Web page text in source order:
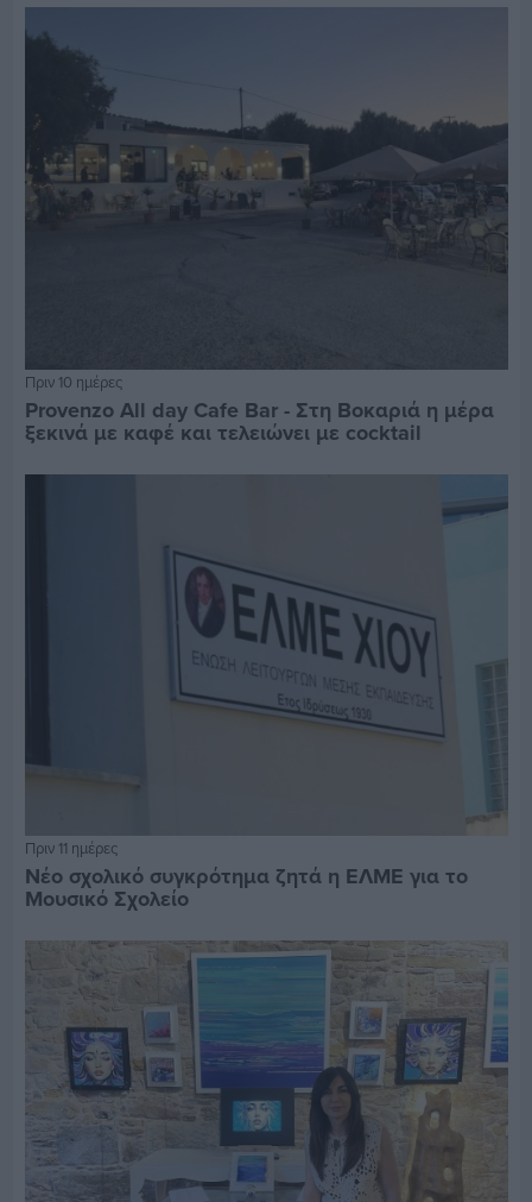
Πριν 10 ημέρες
Provenzo All day Cafe Bar - Στη Βοκαριά η μέρα
ξεκινά με καφέ και τελειώνει με cocktail
Πριν 11 ημέρες
Νέο σχολικό συγκρότημα ζητά η ΕΛΜΕ για το
Μουσικό Σχολείο